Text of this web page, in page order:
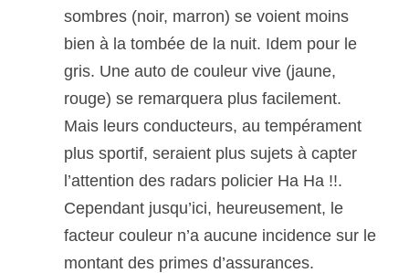
sombres (noir, marron) se voient moins
bien à la tombée de la nuit. Idem pour le
gris. Une auto de couleur vive (jaune,
rouge) se remarquera plus facilement.
Mais leurs conducteurs, au tempérament
plus sportif, seraient plus sujets à capter
l’attention des radars policier Ha Ha !!.
Cependant jusqu’ici, heureusement, le
facteur couleur n’a aucune incidence sur le
montant des primes d’assurances.